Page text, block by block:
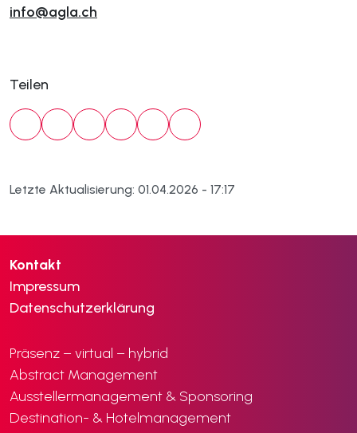
info@agla.ch
Teilen
Letzte Aktualisierung: 01.04.2026 - 17:17
Kontakt
Impressum
Datenschutzerklärung
Präsenz – virtual – hybrid
Abstract Management
Ausstellermanagement & Sponsoring
Destination- & Hotelmanagement